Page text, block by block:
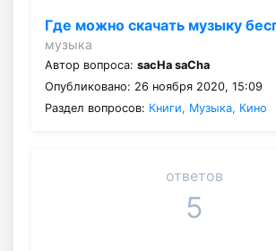
Где можно скачать музыку
музыка
Автор вопроса: sacHa saCha
Опубликовано: 26 ноября 2020, 15:09
Раздел вопросов: Книги, Музыка, Кино
ответов
5